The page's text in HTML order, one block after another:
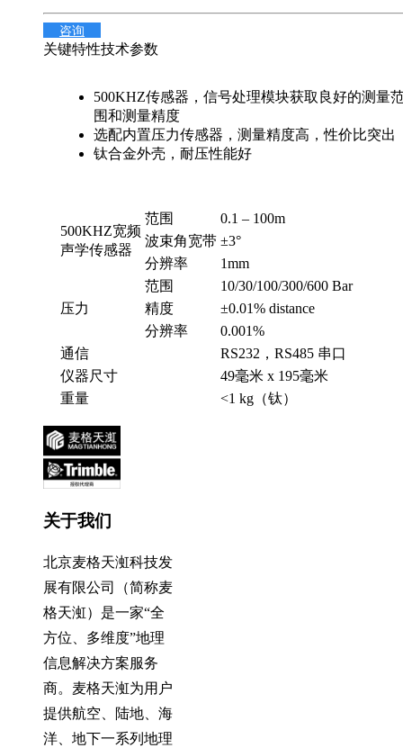
咨询
关键特性技术参数
500KHZ传感器，信号处理模块获取良好的测量
围和测量精度
选配内置压力传感器，测量精度高，性价比突出
钛合金外壳，耐压性能好
500KHZ宽频
声学传感器
范围
0.1 – 100m
波束角宽带 ±3°
分辨率
1mm
压力
范围
10/30/100/300/600 Bar
精度
±0.01% distance
分辨率
0.001%
通信
RS232，RS485 串口
仪器尺寸
49毫米 x 195毫米
重量
<1 kg（钛）
关于我们
北京麦格天渱科技发
展有限公司（简称麦
格天渱）是一家“全
方位、多维度”地理
信息解决方案服务
商。麦格天渱为用户
提供航空、陆地、海
洋、地下一系列地理